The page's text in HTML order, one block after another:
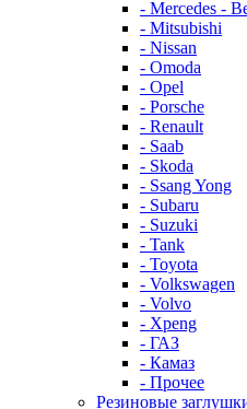
- Mercedes -
- Mitsubishi
- Nissan
- Omoda
- Opel
- Porsche
- Renault
- Saab
- Skoda
- Ssang Yong
- Subaru
- Suzuki
- Tank
- Toyota
- Volkswagen
- Volvo
- Xpeng
- ГАЗ
- Камаз
- Прочее
Резиновые